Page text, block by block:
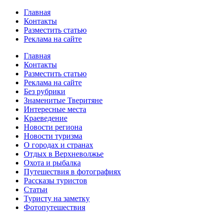
Главная
Контакты
Разместить статью
Реклама на сайте
Главная
Контакты
Разместить статью
Реклама на сайте
Без рубрики
Знаменитые Тверитяне
Интересные места
Краеведение
Новости региона
Новости туризма
О городах и странах
Отдых в Верхневолжье
Охота и рыбалка
Путешествия в фотографиях
Рассказы туристов
Статьи
Туристу на заметку
Фотопутешествия